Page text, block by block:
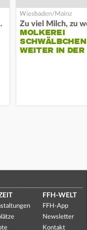
MOLKEREI
SCHWÄLBCHEN
WEITER IN DER
FFH-WELT
FFH-App
Newsletter
Kontakt